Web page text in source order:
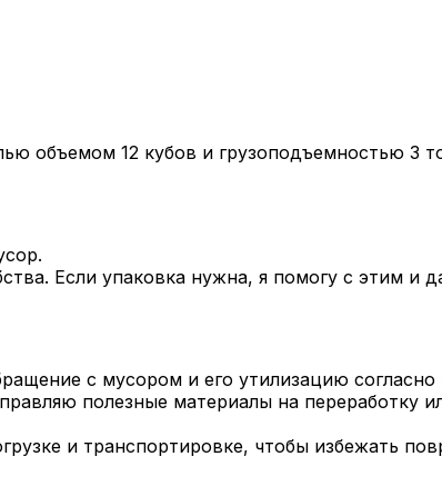
объемом 12 кубов и грузоподъемностью 3
Если упаковка нужна, я помогу с этим и
с мусором и его утилизацию
полезные материалы на переработку
и транспортировке, чтобы избежать